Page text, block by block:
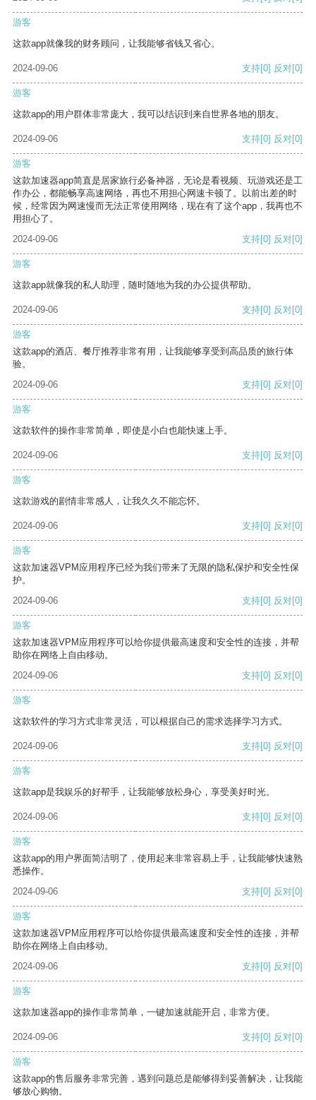
游客
这款app就像我的财务顾问，让我能够省钱又省心。
2024-09-06 支持[0] 反对[0]
游客
这款app的用户群体非常庞大，我可以结识到来自世界各地的朋友。
2024-09-06 支持[0] 反对[0]
游客
这款加速器app简直是居家旅行必备神器，无论是看视频、玩游戏还是工
作办公，都能畅享高速网络，再也不用担心网速卡顿了。以前出差的时
候，经常因为网速慢而无法正常使用网络，现在有了这个app，我再也不
用担心了。
2024-09-06
支持[0] 反对[0]
游客
这款app就像我的私人助理，随时随地为我的办公提供帮助。
2024-09-06 支持[0] 反对[0]
游客
这款app的酒店、餐厅推荐非常有用，让我能够享受到高品质的旅行体
验。
2024-09-06
支持[0] 反对[0]
游客
这款软件的操作非常简单，即使是小白也能快速上手。
2024-09-06 支持[0] 反对[0]
游客
这款游戏的剧情非常感人，让我久久不能忘怀。
2024-09-06 支持[0] 反对[0]
游客
这款加速器VPM应用程序已经为我们带来了无限的隐私保护和安全性保
护。
2024-09-06
支持[0] 反对[0]
游客
这款加速器VPM应用程序可以给你提供最高速度和安全性的连接，并帮
助你在网络上自由移动。
2024-09-06
支持[0] 反对[0]
游客
这款软件的学习方式非常灵活，可以根据自己的需求选择学习方式。
2024-09-06 支持[0] 反对[0]
游客
这款app是我娱乐的好帮手，让我能够放松身心，享受美好时光。
2024-09-06 支持[0] 反对[0]
游客
这款app的用户界面简洁明了，使用起来非常容易上手，让我能够快速熟
悉操作。
2024-09-06
支持[0] 反对[0]
游客
这款加速器VPM应用程序可以给你提供最高速度和安全性的连接，并帮
助你在网络上自由移动。
2024-09-06
支持[0] 反对[0]
游客
这款加速器app的操作非常简单，一键加速就能开启，非常方便。
2024-09-06 支持[0] 反对[0]
游客
这款app的售后服务非常完善，遇到问题总是能够得到妥善解决，让我能
够放心购物。